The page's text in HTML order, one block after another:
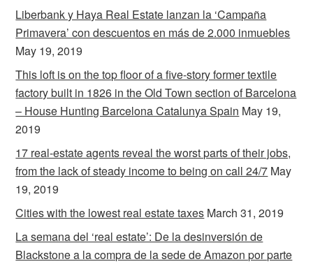
Liberbank y Haya Real Estate lanzan la ‘Campaña
Primavera’ con descuentos en más de 2.000 inmuebles
May 19, 2019
This loft is on the top floor of a five-story former textile
factory built in 1826 in the Old Town section of Barcelona
– House Hunting Barcelona Catalunya Spain May 19,
2019
17 real-estate agents reveal the worst parts of their jobs,
from the lack of steady income to being on call 24/7 May
19, 2019
Cities with the lowest real estate taxes March 31, 2019
La semana del ‘real estate’: De la desinversión de
Blackstone a la compra de la sede de Amazon por parte